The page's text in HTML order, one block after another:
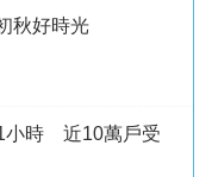
秋好時光
小時 近10萬戶受